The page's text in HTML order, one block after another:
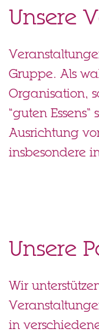
Unsere
Gruppe. Als
Organisation,
“guten
Ausrichtung
insbesondere
Unsere
Wir
in